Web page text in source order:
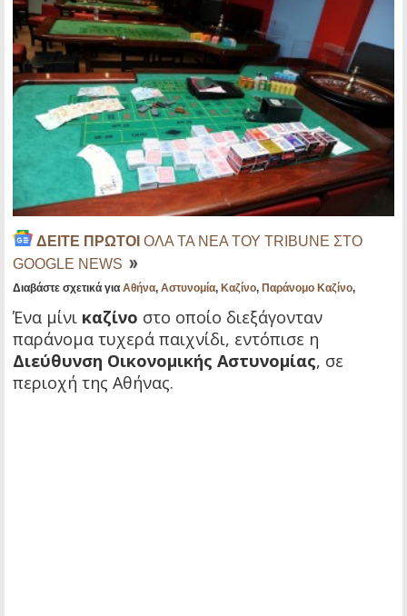
ΔΕΙΤΕ ΠΡΩΤΟΙ ΟΛΑ ΤΑ ΝΕΑ ΤΟΥ TRIBUNE ΣΤΟ
GOOGLE NEWS
Διαβάστε σχετικά για Αθήνα, Αστυνομία, Καζίνο, Παράνομο Καζίνο,
Ένα μίνι καζίνο στο οποίο διεξάγονταν
παράνομα τυχερά παιχνίδι, εντόπισε η
Διεύθυνση Οικονομικής Αστυνομίας, σε
περιοχή της Αθήνας.